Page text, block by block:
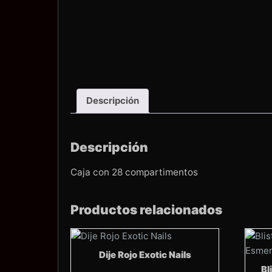
Descripción
Descripción
Caja con 28 compartimentos
Productos relacionados
Dije Rojo Exotic Nails